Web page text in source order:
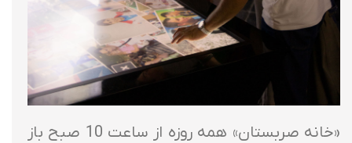
«خانه صربستان» همه روزه از ساعت 10 صبح باز